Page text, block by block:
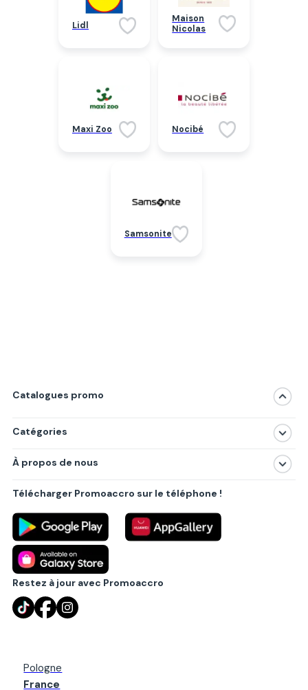
Lidl
Maison
Nicolas
Maxi Zoo Nocibé
Samsonite
Catalogues promo
Catégories
Produits
Villes principales
À propos de nous
Politique de confidentialité
Règlements
Partenariat B2B
Blog
Contact
Télécharger Promoaccro sur le téléphone !
Restez à jour avec Promoaccro
Pologne
France